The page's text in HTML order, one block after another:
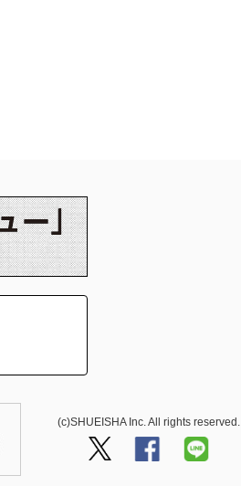
(c)SHUEISHA Inc. All rights reserved.